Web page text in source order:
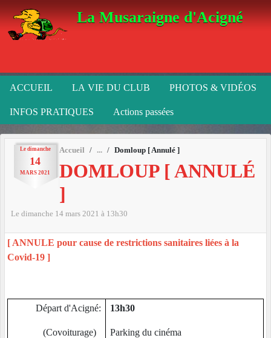
La Musaraigne d'Acigné
ACCUEIL LA VIE DU CLUB PHOTOS & VIDÉOS
INFOS PRATIQUES Actions passées
Le dimanche
14
MARS 2021
Accueil Domloup [ Annulé ]
DOMLOUP [ ANNULÉ
]
Le dimanche 14 mars 2021 à 13h30
[ ANNULE pour cause de restrictions sanitaires liées à la
Covid-19 ]
Départ d'Acigné:
(Covoiturage)
13h30
Parking du cinéma
Panneau de gestion des cookies